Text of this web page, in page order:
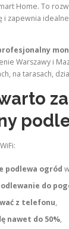
Home. To
i zapewnia
Warszawy i
na tarasach,
podlewa ogród
do
z telefonu,
nawet do 50%,